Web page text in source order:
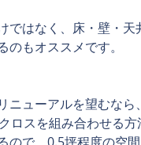
ではなく、床・壁・
もオススメです。
ニューアルを望むな
ロスを組み合わせる